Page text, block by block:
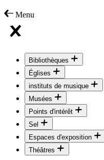
Menu
Bibliothèques
Églises
instituts de musique
Musées
Points d'intérêt
Sel
Espaces d'exposition
Théâtres